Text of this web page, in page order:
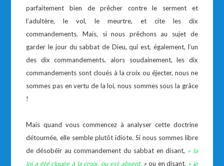
parfaitement bien de prêcher contre le serment et
l’adultère, le vol, le meurtre, et cite les dix
commandements. Mais, si nous prêchons au sujet de
garder le jour du sabbat de Dieu, qui est, également, l’un
des dix commandements, alors soudainement, les dix
commandements sont cloués à la croix ou éjecter, nous ne
sommes pas en vertu de la loi, nous sommes sous la grâce
!
Mais quand vous commencez à analyser cette doctrine
détournée, elle semble plutôt idiote. Si nous sommes libre
de désobéir au commandement du sabbat en disant, « la
loi a été clouée à la croix, ou est absent, » ou en disant, « je